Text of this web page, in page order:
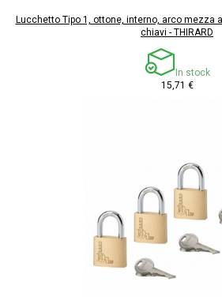
Lucchetto Tipo 1, ottone, interno, arco mezza
chiavi - THIRARD
In stock
15,71 €